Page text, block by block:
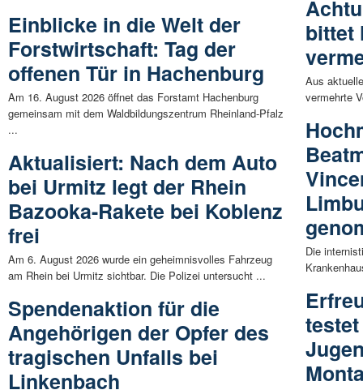
Einblicke in die Welt der
Forstwirtschaft: Tag der
offenen Tür in Hachenburg
Am 16. August 2026 öffnet das Forstamt Hachenburg
gemeinsam mit dem Waldbildungszentrum Rheinland-Pfalz
...
Aktualisiert: Nach dem Auto
bei Urmitz legt der Rhein
Bazooka-Rakete bei Koblenz
frei
Am 6. August 2026 wurde ein geheimnisvolles Fahrzeug
am Rhein bei Urmitz sichtbar. Die Polizei untersucht ...
Spendenaktion für die
Angehörigen der Opfer des
tragischen Unfalls bei
Linkenbach
bittet
Aus
vermehrte
Die